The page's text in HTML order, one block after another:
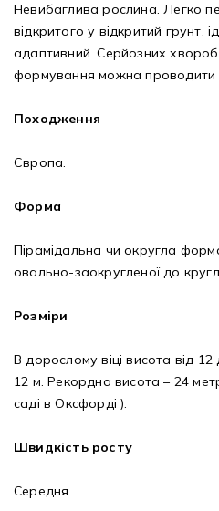
Невибаглива рослина. Легко
відкритого у відкритий грунт,
адаптивний. Серйозних
формування можна проводити
Походження
Європа.
Форма
Пірамідальна чи округла
овально-заокругленої до
Розміри
В дорослому віці висота від
12 м. Рекордна висота – 24
саді в Оксфорді ).
Швидкість росту
Середня